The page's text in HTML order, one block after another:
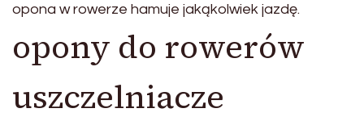
opona w rowerze hamuje jakąkolwiek jazdę.
opony do rowerów
uszczelniacze